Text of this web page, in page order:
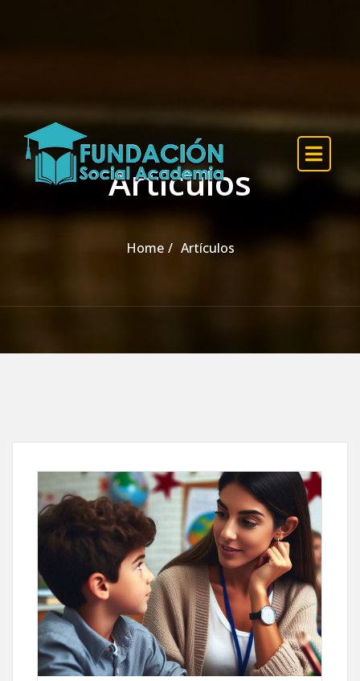
Artículos
Home Artículos